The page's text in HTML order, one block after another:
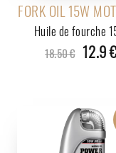
FORK OIL 15W
Huile de fourche
18.50 € 12.9